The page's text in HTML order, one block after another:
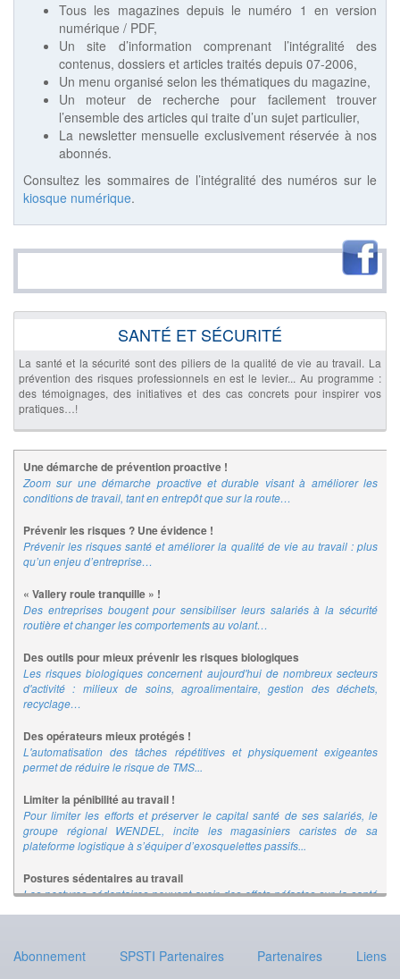
Tous les magazines depuis le numéro 1 en version
numérique / PDF,
Un site d’information comprenant l’intégralité des
contenus, dossiers et articles traités depuis 07-2006,
Un menu organisé selon les thématiques du magazine,
Un moteur de recherche pour facilement trouver
l’ensemble des articles qui traite d’un sujet particulier,
La newsletter mensuelle exclusivement réservée à nos
abonnés.
Consultez les sommaires de l’intégralité des numéros sur le
kiosque numérique.
SANTÉ ET SÉCURITÉ
La santé et la sécurité sont des piliers de la qualité de vie au travail. La
prévention des risques professionnels en est le levier... Au programme :
des témoignages, des initiatives et des cas concrets pour inspirer vos
pratiques…!
Une démarche de prévention proactive !
Zoom sur une démarche proactive et durable visant à améliorer les
conditions de travail, tant en entrepôt que sur la route…
Prévenir les risques ? Une évidence !
Prévenir les risques santé et améliorer la qualité de vie au travail : plus
qu’un enjeu d’entreprise…
« Vallery roule tranquille » !
Des entreprises bougent pour sensibiliser leurs salariés à la sécurité
routière et changer les comportements au volant…
Des outils pour mieux prévenir les risques biologiques
Les risques biologiques concernent aujourd'hui de nombreux secteurs
d'activité : milieux de soins, agroalimentaire, gestion des déchets,
recyclage…
Des opérateurs mieux protégés !
L'automatisation des tâches répétitives et physiquement exigeantes
permet de réduire le risque de TMS...
Limiter la pénibilité au travail !
Pour limiter les efforts et préserver le capital santé de ses salariés, le
groupe régional WENDEL, incite les magasiniers caristes de sa
plateforme logistique à s’équiper d’exosquelettes passifs...
Postures sédentaires au travail
Les postures sédentaires peuvent avoir des effets néfastes sur la santé
S'engager pour une route plus sûre !
Abonnement SPSTI Partenaires Partenaires
Liens